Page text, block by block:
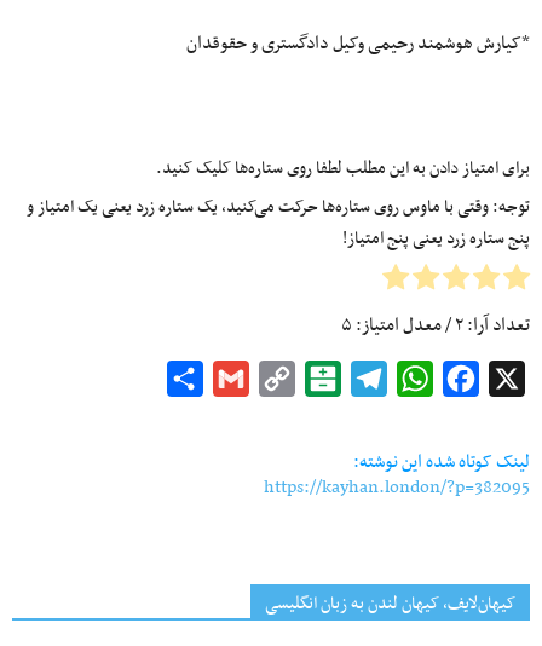
*کیارش هوشمند رحیمی وکیل دادگستری و حقوقدان
برای امتیاز دادن به این مطلب لطفا روی ستاره‌ها کلیک کنید.
توجه: وقتی با ماوس روی ستاره‌ها حرکت می‌کنید، یک ستاره زرد یعنی یک امتیاز و
پنج ستاره زرد یعنی پنج امتیاز!
تعداد آرا:۲/ معدل امتیاز:۵
Facebook
WhatsApp
Telegram
Balatarin
Copy
Gmail
لینک کوتاه شده این نوشته:
https://kayhan.london/?p=382095
کیهان‌لایف، کیهان لندن به زبان انگلیسی